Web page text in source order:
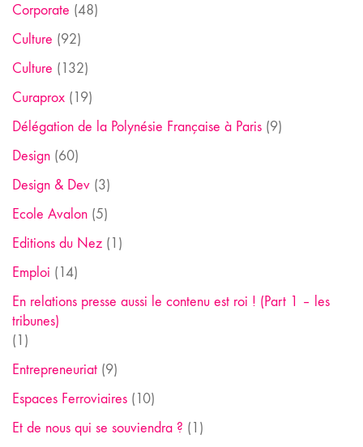
Corporate (48)
Culture (92)
Culture (132)
Curaprox (19)
Délégation de la Polynésie Française à Paris (9)
Design (60)
Design & Dev (3)
Ecole Avalon (5)
Editions du Nez (1)
Emploi (14)
En relations presse aussi le contenu est roi ! (Part 1 – les
tribunes)
(1)
Entrepreneuriat (9)
Espaces Ferroviaires (10)
Et de nous qui se souviendra ? (1)